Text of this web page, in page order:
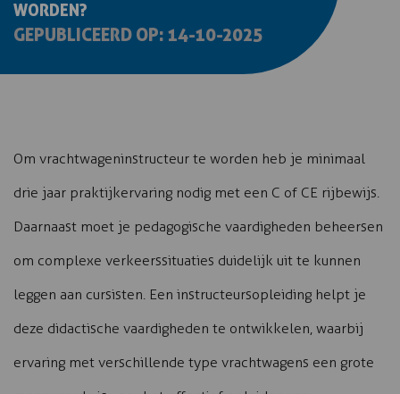
WORDEN?
GEPUBLICEERD OP: 14-10-2025
Om vrachtwageninstructeur te worden heb je minimaal
drie jaar praktijkervaring nodig met een C of CE rijbewijs.
Daarnaast moet je pedagogische vaardigheden beheersen
om complexe verkeerssituaties duidelijk uit te kunnen
leggen aan cursisten. Een instructeursopleiding helpt je
deze didactische vaardigheden te ontwikkelen, waarbij
ervaring met verschillende type vrachtwagens een grote